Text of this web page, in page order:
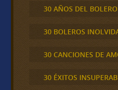
30 AÑOS DEL
30 BOLEROS
30 CANCIONES DE
30 ÉXITOS